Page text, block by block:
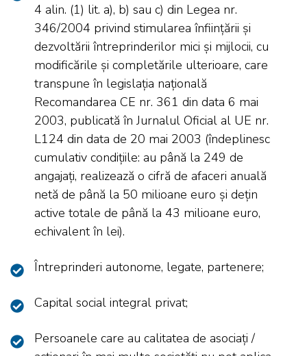
4 alin. (1) lit. a), b) sau c) din Legea nr.
346/2004 privind stimularea înființării și
dezvoltării întreprinderilor mici și mijlocii, cu
modificările și completările ulterioare, care
transpune în legislația națională
Recomandarea CE nr. 361 din data 6 mai
2003, publicată în Jurnalul Oficial al UE nr.
L124 din data de 20 mai 2003 (îndeplinesc
cumulativ condiţiile: au până la 249 de
angajați, realizează o cifră de afaceri anuală
netă de până la 50 milioane euro și dețin
active totale de până la 43 milioane euro,
echivalent în lei).
Întreprinderi autonome, legate, partenere;
Capital social integral privat;
Persoanele care au calitatea de asociați /